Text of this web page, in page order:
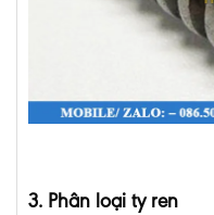
3. Phân loại ty ren